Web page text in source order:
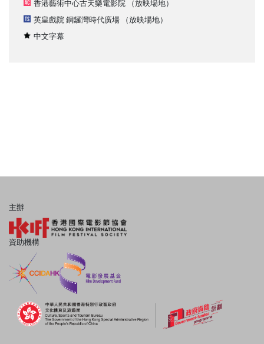
香港藝術中心古天樂電影院 （放映場地）
英皇戲院 銅鑼灣時代廣場 （放映場地）
中文字幕
主辦
資助機構